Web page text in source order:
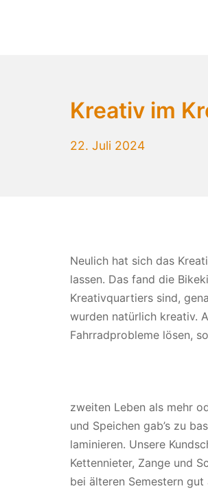
Bikekitchen
Kreativ im
22. Juli 202422.
Neulich hat sich das
lassen. Das fand die
Kreativquartiers sind,
wurden natürlich kreativ.
Fahrradprobleme lösen,
zweiten Leben als mehr
und Speichen gab’s zu
laminieren. Unsere
Kettennieter, Zange und
bei älteren Semestern